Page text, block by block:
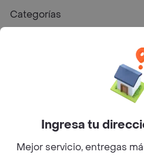
Categorías
©2026Rappi Inc.
Ingresa tu
Mejor servicio, entregas